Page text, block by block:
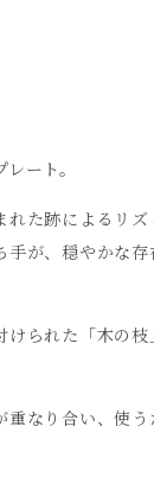
ート。
た跡によるリズ
手が、穏やかな
られた「木の枝
重なり合い、使